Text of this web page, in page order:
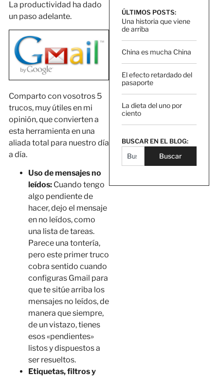
La productividad ha dado
un paso adelante.
Comparto con vosotros 5
trucos, muy útiles en mi
opinión, que convierten a
esta herramienta en una
aliada total para nuestro día
a día.
Uso de mensajes no
leídos:Cuando tengo
algo pendiente de
hacer, dejo el mensaje
en no leídos, como
una lista de tareas.
Parece una tontería,
pero este primer truco
cobra sentido cuando
configuras Gmail para
que te sitúe arriba los
mensajes no leídos, de
manera que siempre,
de un vistazo, tienes
esos «pendientes»
listos y dispuestos a
ser resueltos.
Etiquetas, filtros y
ÚLTIMOS POSTS:
Una historia que viene
de arriba
China es mucha China
El efecto retardado del
pasaporte
La dieta del uno por
ciento
BUSCAR EN EL BLOG:
Buscar